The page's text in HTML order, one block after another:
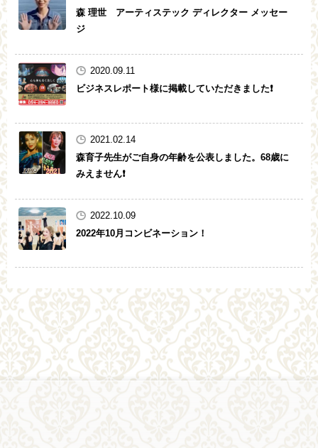
森 理世 アーティステック ディレクター メッセー
ジ
2020.09.11
ビジネスレポート様に掲載していただきました❗
2021.02.14
森育子先生がご自身の年齢を公表しました。68歳に
みえません❗
2022.10.09
2022年10月コンビネーション！